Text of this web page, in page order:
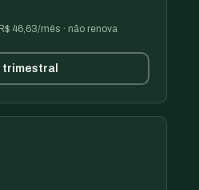
46,63/mês · não renova
trimestral